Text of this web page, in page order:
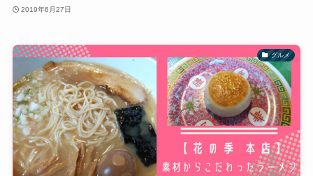
2019年6月27日
グルメ